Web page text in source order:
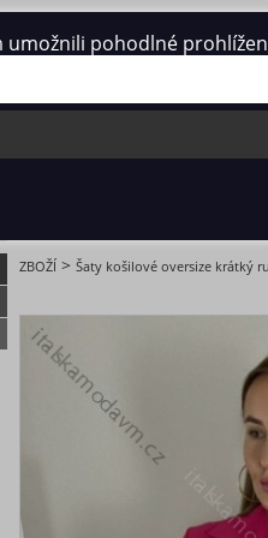
údajů Kontakt
ZBOŽÍ > Šaty košilové oversize krátký
umožnili pohodlné